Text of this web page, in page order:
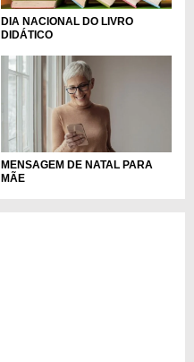
DIA NACIONAL DO LIVRO
DIDÁTICO
MENSAGEM DE NATAL PARA
MÃE